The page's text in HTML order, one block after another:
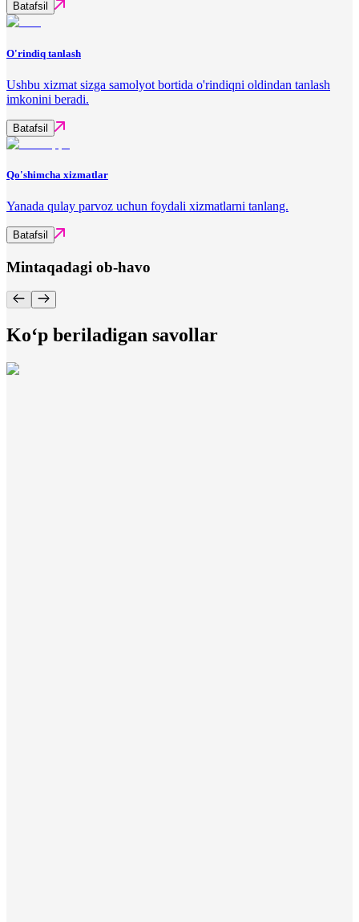
Batafsil
O'rindiq tanlash
Ushbu xizmat sizga samolyot bortida o'rindiqni oldindan tanlash
imkonini beradi.
Batafsil
Qo'shimcha xizmatlar
Yanada qulay parvoz uchun foydali xizmatlarni tanlang.
Batafsil
Mintaqadagi ob-havo
Ko‘p beriladigan savollar